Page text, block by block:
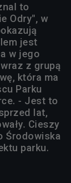
to
Odry", w
jest
w jego
z grupą
która ma
Parku
- Jest to
lat,
Cieszy
Środowiska
parku.